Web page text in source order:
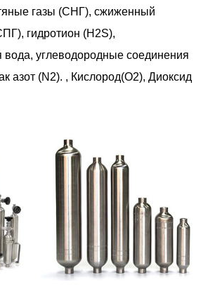
газы (СНГ), сжиженный
гидротион (H2S),
углеводородные соединения
азот (N2). , Кислород(O2), Диоксид